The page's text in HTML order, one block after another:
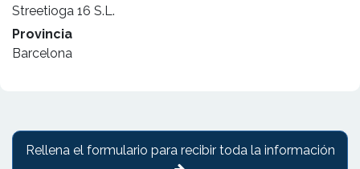
Streetioga 16 S.L.
Provincia
Barcelona